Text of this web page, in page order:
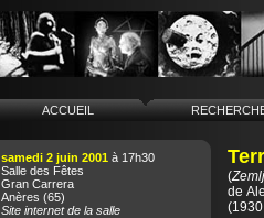
ACCUEIL
samedi 2 juin 2001 à 17h30
Salle des Fêtes
Gran Carrera
Anères (65)
Site internet de la salle
(
de